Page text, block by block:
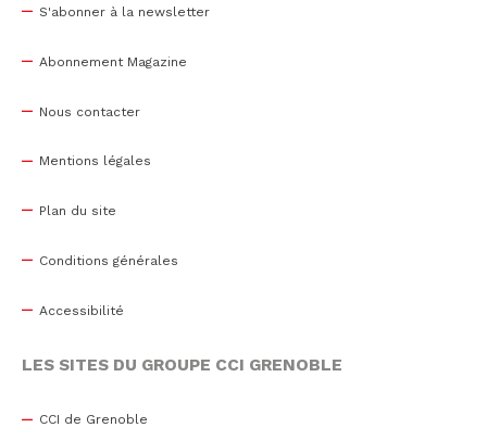
S'abonner à la newsletter
Abonnement Magazine
Nous contacter
Mentions légales
Plan du site
Conditions générales
Accessibilité
LES SITES DU GROUPE CCI GRENOBLE
CCI de Grenoble